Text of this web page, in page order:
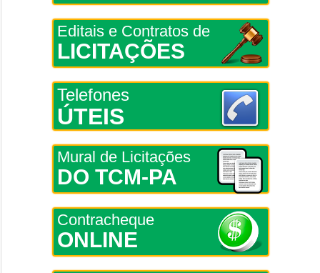
Editais e Contratos de
LICITAÇÕES
Telefones
ÚTEIS
Mural de Licitações
DO TCM-PA
Contracheque
ONLINE